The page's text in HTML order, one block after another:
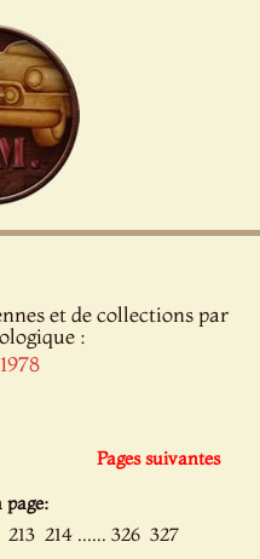
et de collections par
:
Pages suivantes
213 214 ...... 326 327